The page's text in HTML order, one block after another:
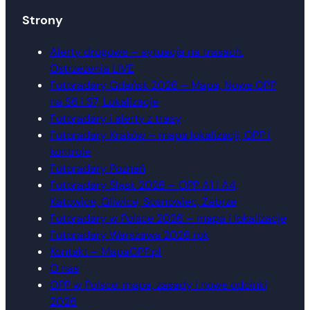
Strony
Alerty drogowe – sytuacja na trasach.
Ostrzeżenia LIVE
Fotoradary Gdańsk 2026 – Mapa, Nowe OPP
na S6 i S7, Lokalizacje
Fotoradary i alerty z trasy
Fotoradary Kraków – mapa lokalizacji, OPP i
kontrole
Fotoradary Poznań
Fotoradary Śląsk 2026 – OPP A1 i A4,
Katowice, Gliwice, Sosnowiec, Zabrze
Fotoradary w Polsce 2026 – mapa i lokalizacje
Fotoradary Warszawa 2026 rok
Kontakt – MapaOPP.pl
O nas
OPP w Polsce: mapa, zasady i nowe odcinki
2026